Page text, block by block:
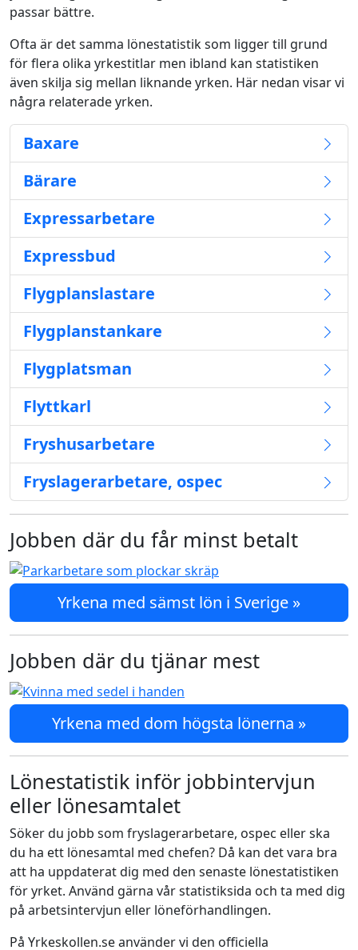
passar bättre.
Ofta är det samma lönestatistik som ligger till grund
för flera olika yrkestitlar men ibland kan statistiken
även skilja sig mellan liknande yrken. Här nedan visar vi
några relaterade yrken.
Baxare
Bärare
Expressarbetare
Expressbud
Flygplanslastare
Flygplanstankare
Flygplatsman
Flyttkarl
Fryshusarbetare
Fryslagerarbetare, ospec
Jobben där du får minst betalt
Yrkena med sämst lön i Sverige »
Jobben där du tjänar mest
Yrkena med dom högsta lönerna »
Lönestatistik inför jobbintervjun
eller lönesamtalet
Söker du jobb som fryslagerarbetare, ospec eller ska
du ha ett lönesamtal med chefen? Då kan det vara bra
att ha uppdaterat dig med den senaste lönestatistiken
för yrket. Använd gärna vår statistiksida och ta med dig
på arbetsintervjun eller löneförhandlingen.
På Yrkeskollen.se använder vi den officiella